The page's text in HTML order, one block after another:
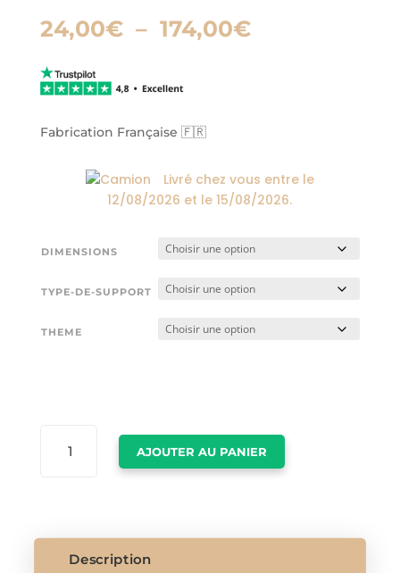
24,00€ – 174,00€Plage
Fabrication Française 🇫🇷
Livré chez vous entre le
12/08/2026 et le15/08/2026.
DIMENSIONS
TYPE-DE-SUPPORT
THEME
AJOUTER AU PANIER
Description